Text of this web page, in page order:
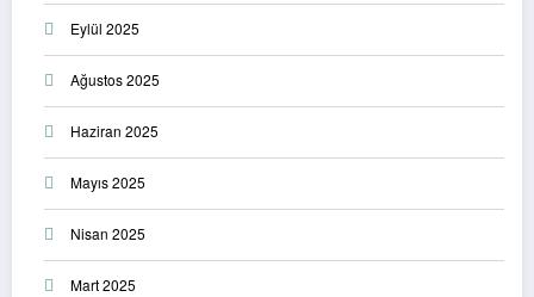
Eylül 2025
Ağustos 2025
Haziran 2025
Mayıs 2025
Nisan 2025
Mart 2025